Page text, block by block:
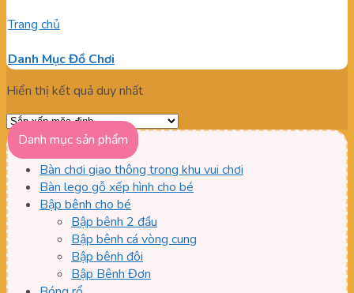
Trang chủ
Danh Mục Đồ Chơi
Hiển thị kết quả duy nhất
Danh mục sản phẩm
Bàn chơi giao thông trong khu vui chơi
Bàn lego gỗ xếp hình cho bé
Bập bênh cho bé
Bập bênh 2 đầu
Bập bênh cá vòng cung
Bập bênh đôi
Bập Bênh Đơn